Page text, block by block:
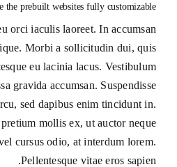
the prebuilt websites fully customizable?
orci iaculis laoreet. In accumsan
Morbi a sollicitudin dui, quis
eu lacinia lacus. Vestibulum
gravida accumsan. Suspendisse
sed dapibus enim tincidunt in.
pretium mollis ex, ut auctor neque
cursus odio, at interdum lorem.
Pellentesque vitae eros sapien.